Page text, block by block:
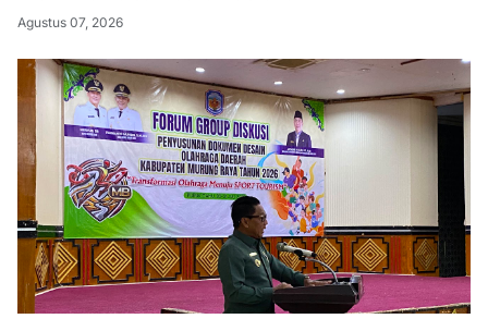
Agustus 07, 2026